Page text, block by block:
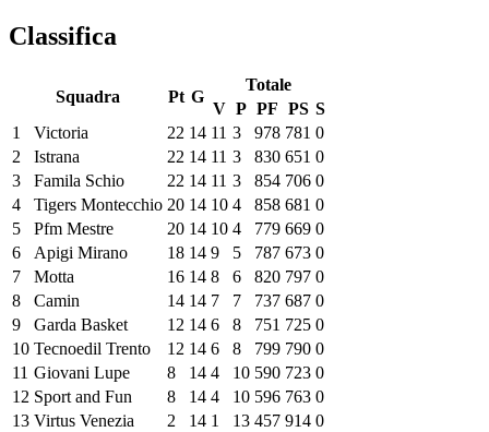
Classifica
Squadra Pt G
Totale
V P PF PS S
1
Victoria 22 14 11 3 978 781 0
2
Istrana 22 14 11 3 830 651 0
3
Famila Schio 22 14 11 3 854 706 0
4
Tigers Montecchio 20 14 10 4 858 681 0
5
Pfm Mestre 20 14 10 4 779 669 0
6
Apigi Mirano 18 14 9 5 787 673 0
7
Motta 16 14 8 6 820 797 0
8
Camin 14 14 7 7 737 687 0
9
Garda Basket 12 14 6 8 751 725 0
10 Tecnoedil Trento 12 14 6 8 799 790 0
11 Giovani Lupe 8 14 4 10 590 723 0
12 Sport and Fun 8 14 4 10 596 763 0
13 Virtus Venezia 2 14 1 13 457 914 0